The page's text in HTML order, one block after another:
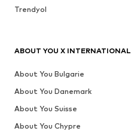
Trendyol
ABOUT YOU X INTERNATIONAL
About You Bulgarie
About You Danemark
About You Suisse
About You Chypre